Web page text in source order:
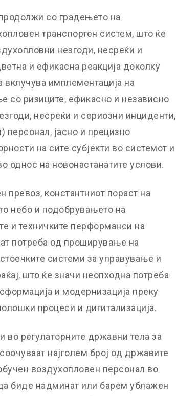
со градењето на
транспортен систем, што ќе
незгоди, несреќи и
и ефикасна реакција доколку
имплементација на
со ризиците, ефикасно и независно
несреќи и сериозни инциденти,
персонал, јасно и прецизно
на сите субјекти во системот и
однос на новонастанатите услови.
превоз, константниот пораст на
небо и подобрувањето на
и техничките перформанси на
потреба од проширување на
системи за управување и
што ќе значи неопходна потреба
и модернизација преку
процеси и дигитализација.
во регулаторните државни тела за
најголем број од државите
воздухопловен персонал во
биде надминат или барем ублажен